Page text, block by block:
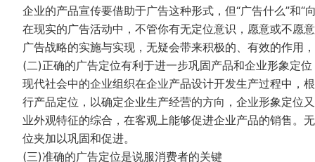
企业的产品宣传要借助于广告这种形式，但“广告什么”和“
在现实的广告活动中，不管你有无定位意识，愿意或不愿
广告战略的实施与实现，无疑会带来积极的、有效的作用
(二)正确的广告定位有利于进一步巩固产品和企业形象定位
现代社会中的企业组织在企业产品设计开发生产过程中，
行产品定位，以确定企业生产经营的方向，企业形象定位
业外观特征的综合，在客观上能够促进企业产品的销售。
位夹加以巩固和促进。
(三)准确的广告定位是说服消费者的关键